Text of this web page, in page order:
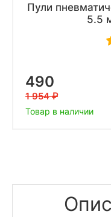
Пули
5.5
490
1 954
Товар в наличии